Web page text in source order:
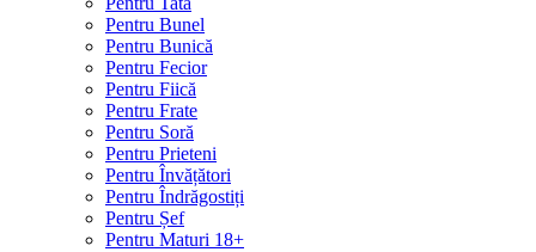
Pentru Bunel
Pentru Bunică
Pentru Fecior
Pentru Fiică
Pentru Frate
Pentru Soră
Pentru Prieteni
Pentru Învățători
Pentru Îndrăgostiți
Pentru Șef
Pentru Maturi 18+